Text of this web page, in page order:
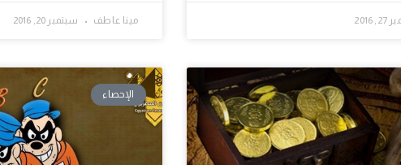
2016 مينا عاطف سبتمبر 20, 2016
الإحصاء